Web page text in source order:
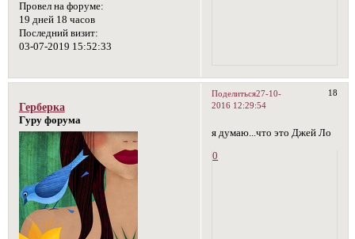
Провел на форуме:
19 дней 18 часов
Последний визит:
03-07-2019 15:52:33
Поделиться 18
27-10-
2016 12:29:54
Герберка
Гуру форума
я думаю...что это Джей Ло
0